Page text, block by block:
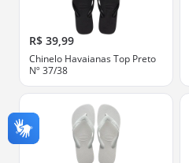
R$ 39,99
Chinelo Havaianas Top Preto
Nº 37/38